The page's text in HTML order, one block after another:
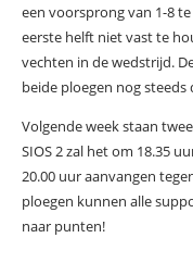
een voorsprong van 1-8
eerste helft niet vast te
vechten in de wedstrijd.
beide ploegen nog
Volgende week staan
SIOS 2 zal het om 18.35
20.00 uur aanvangen
ploegen kunnen alle
naar punten!